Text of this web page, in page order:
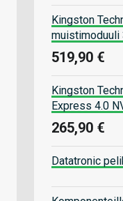
Kingston
muistimoduuli
519,90 €
Kingston
Express 4.0
265,90 €
Datatronic